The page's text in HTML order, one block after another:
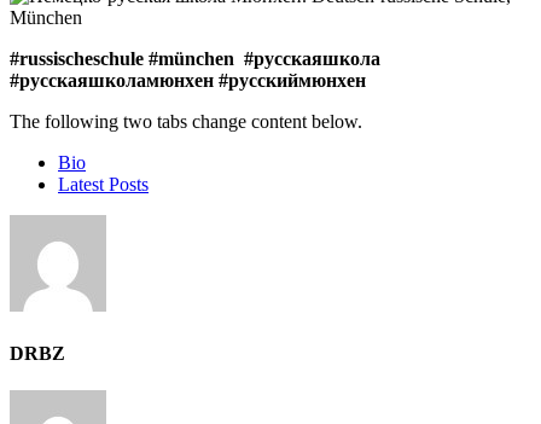
#russischeschule #münchen #русскаяшкола
#русскаяшколамюнхен #русскиймюнхен
The following two tabs change content below.
Bio
Latest Posts
DRBZ